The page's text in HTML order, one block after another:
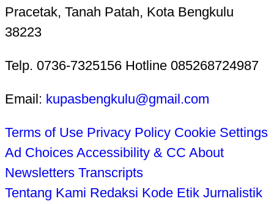
Pracetak, Tanah Patah, Kota Bengkulu
38223
Telp. 0736-7325156 Hotline 085268724987
Email: kupasbengkulu@gmail.com
Terms of Use Privacy Policy Cookie Settings
Ad Choices Accessibility & CC About
Newsletters Transcripts
Tentang Kami Redaksi Kode Etik Jurnalistik